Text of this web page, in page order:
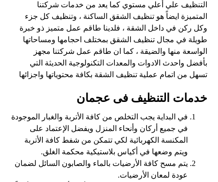
التنظيف علي أعلي مستوي كما يعد من خدمات شركتنا
المتميزة ايضاً هو تنظيف الشقق الساكنة ، وتنظيف كل جزء
وكل ركن في داخل الشقة ، فلدينا طاقم عمل متميز ذو خبرة
طويلة في مجال تنظيف الشقق بمختلف احجامها ومساحاتها
الواسعة منها والضيقة ، كما ان طاقم عمل شركتنا مجهز
بأفضل واحدث الادوات والمعدات التكنولوجية الحديثة التي
تسهل من اتمام عملية تنظيف الشقة بكافة محتوياتها واجزائها
خدمات التنظيف فى عجمان
في البداية يجب التخلص من كافة الأتربة والغبار الموجودة
في جميع أركان وأنحاء المنزل ويفضل الإعتماد على
المكنسة الكهربائية لكي تتمكن من شفط كافة الأتربة
ويتم وضعها في أكياس بلاستيكية محكمة الغلق.
يتم مسح كافة الأرضيات بالماء والصابون السائل لضمان
عودة لمعان الأرضيات.